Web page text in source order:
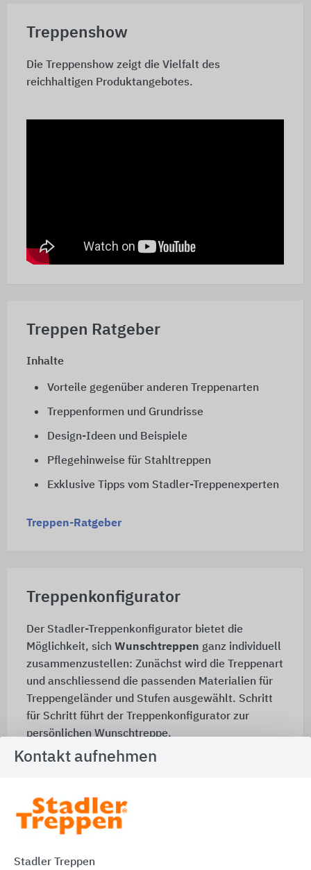
Treppenshow
Die Treppenshow zeigt die Vielfalt des
reichhaltigen Produktangebotes.
Treppen Ratgeber
Inhalte
Vorteile gegenüber anderen Treppenarten
Treppenformen und Grundrisse
Design-Ideen und Beispiele
Pflegehinweise für Stahltreppen
Exklusive Tipps vom Stadler-Treppenexperten
Treppen-Ratgeber
Treppenkonfigurator
Der Stadler-Treppenkonfigurator bietet die
Möglichkeit, sich Wunschtreppen ganz individuell
zusammenzustellen: Zunächst wird die Treppenart
und anschliessend die passenden Materialien für
Treppengeländer und Stufen ausgewählt. Schritt
für Schritt führt der Treppenkonfigurator zur
persönlichen Wunschtreppe.
Treppenkonfigurator
Angebotsanfrage
In nur 2 Schritten erstellt StadlerTreppen ein
Kontakt aufnehmen
Stadler Treppen